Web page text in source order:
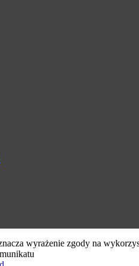
wyrażenie zgody na